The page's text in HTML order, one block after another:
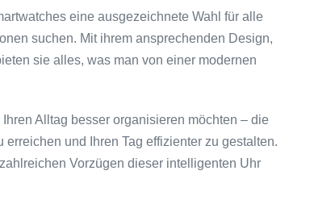
eine ausgezeichnete Wahl für alle
suchen. Mit ihrem ansprechenden Design,
sie alles, was man von einer modernen
Alltag besser organisieren möchten – die
und Ihren Tag effizienter zu gestalten.
Vorzügen dieser intelligenten Uhr